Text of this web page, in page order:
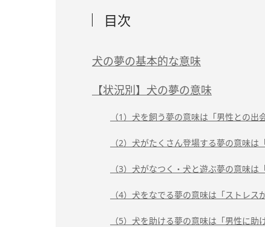
目次
犬の夢の基本的な意味
【状況別】犬の夢の意味
（1）犬を飼う夢の意味は「男性との出
（2）犬がたくさん登場する夢の意味は
（3）犬がなつく・犬と遊ぶ夢の意味は
（4）犬をなでる夢の意味は「ストレス
（5）犬を助ける夢の意味は「男性に助